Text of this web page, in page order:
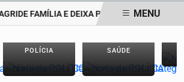
FAMÍLIA E DEIXA PAI DE 69 ANOS EM
MENU
POLÍCIA SAÚDE